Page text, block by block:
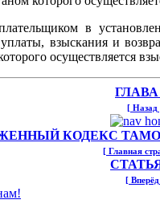
в
взыскания и
осуществляется
ГЛАВА
[ Назад
КОДЕКС
[ Главная
[